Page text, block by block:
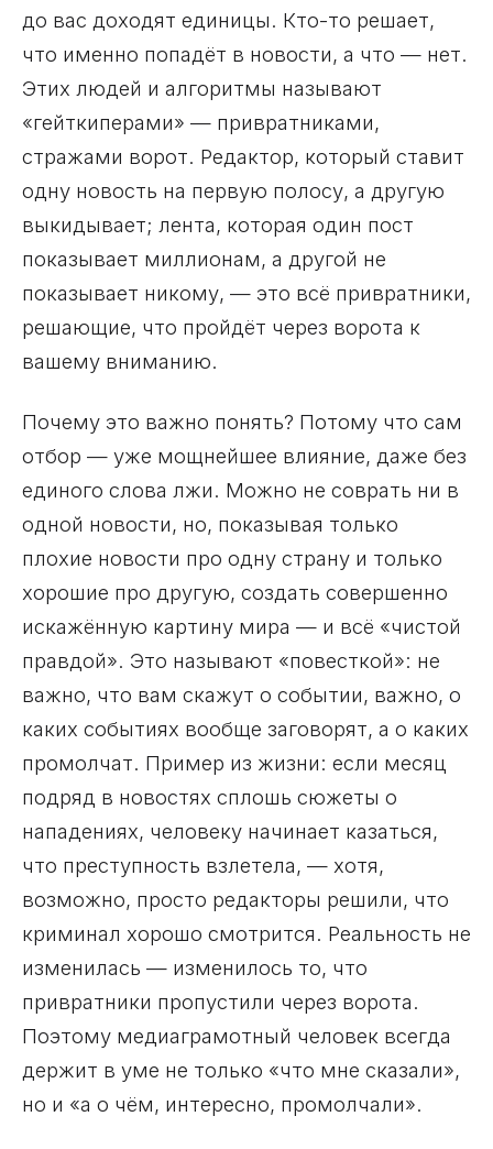
до вас доходят единицы. Кто-то решает,
что именно попадёт в новости, а что — нет.
Этих людей и алгоритмы называют
«гейткиперами» — привратниками,
стражами ворот. Редактор, который ставит
одну новость на первую полосу, а другую
выкидывает; лента, которая один пост
показывает миллионам, а другой не
показывает никому, — это всё привратники,
решающие, что пройдёт через ворота к
вашему вниманию.
Почему это важно понять? Потому что сам
отбор — уже мощнейшее влияние, даже без
единого слова лжи. Можно не соврать ни в
одной новости, но, показывая только
плохие новости про одну страну и только
хорошие про другую, создать совершенно
искажённую картину мира — и всё «чистой
правдой». Это называют «повесткой»: не
важно, что вам скажут о событии, важно, о
каких событиях вообще заговорят, а о каких
промолчат. Пример из жизни: если месяц
подряд в новостях сплошь сюжеты о
нападениях, человеку начинает казаться,
что преступность взлетела, — хотя,
возможно, просто редакторы решили, что
криминал хорошо смотрится. Реальность не
изменилась — изменилось то, что
привратники пропустили через ворота.
Поэтому медиаграмотный человек всегда
держит в уме не только «что мне сказали»,
но и «а о чём, интересно, промолчали».